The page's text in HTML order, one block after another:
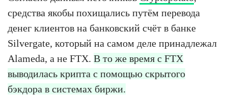
средства якобы похищались путём перевода
денег клиентов на банковский счёт в банке
Silvergate, который на самом деле принадлежал
Alameda, а не FTX. В то же время с FTX
выводилась крипта с помощью скрытого
бэкдора в системах биржи.